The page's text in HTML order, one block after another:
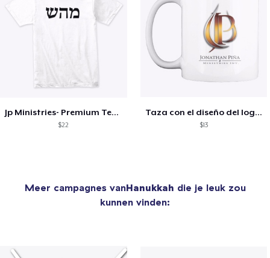
Jp Ministries- Premium Tee - Sanidad
$22
Taza con el diseño del logo de JP
$13
Meer campagnes vanHanukkah die je leuk zou
kunnen vinden: